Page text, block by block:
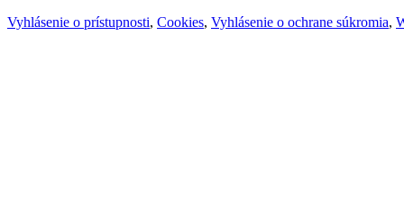
Vyhlásenie o prístupnosti, Cookies, Vyhlásenie o ochrane súkromia,